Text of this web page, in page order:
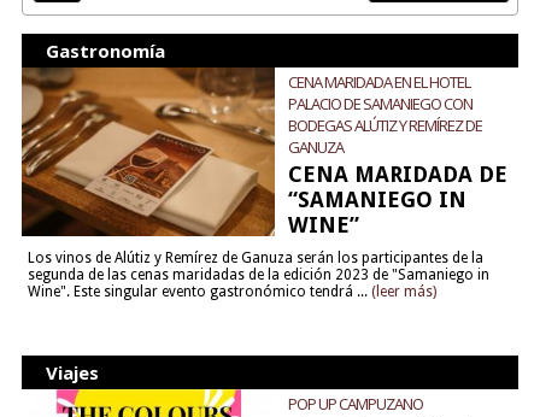
Gastronomía
CENA MARIDADA EN EL HOTEL
PALACIO DE SAMANIEGO CON
BODEGAS ALÚTIZ Y REMÍREZ DE
GANUZA
CENA MARIDADA DE
“SAMANIEGO IN
WINE”
Los vinos de Alútiz y Remírez de Ganuza serán los participantes de la
segunda de las cenas maridadas de la edición 2023 de "Samaniego in
Wine". Este singular evento gastronómico tendrá ... (leer más)
Viajes
POP UP CAMPUZANO